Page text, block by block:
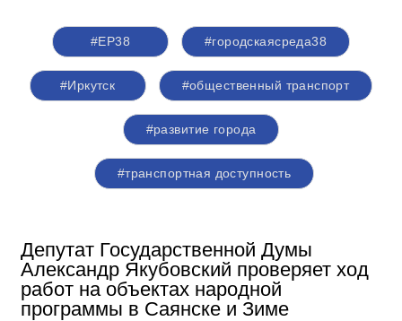
#ЕР38 #городскаясреда38
#Иркутск #общественный транспорт
#развитие города
#транспортная доступность
Депутат Государственной Думы
Александр Якубовский проверяет ход
работ на объектах народной
программы в Саянске и Зиме